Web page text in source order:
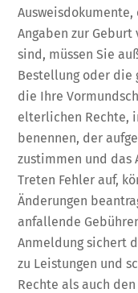
Ausweisdokumente,
Angaben zur
sind, müssen Sie
Bestellung oder die
die Ihre
elterlichen Rechte,
benennen, der
zustimmen und das
Treten Fehler auf,
Änderungen
anfallende
Anmeldung sichert
zu Leistungen und
Rechte als auch